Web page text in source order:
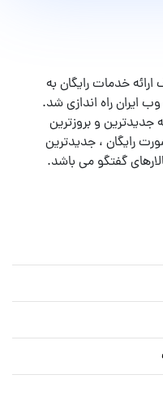
در سال ۱۳۸۶ با هدف ارائه خدمات رایگان به
ایران راه اندازی شد.
جدیدترین و بروزترین
رایگان ، جدیدترین
گفتگو می باشد.